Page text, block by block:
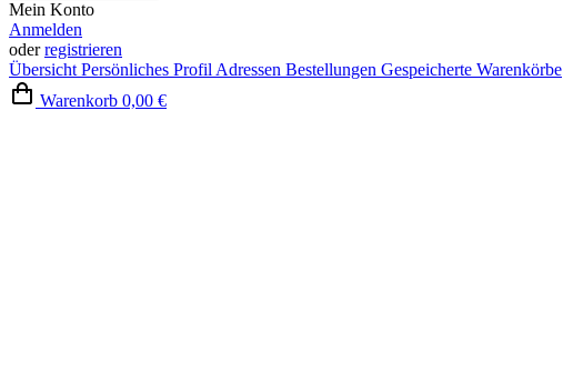
Mein Konto
Anmelden
oderregistrieren
Übersicht Persönliches Profil Adressen Bestellungen Gespeicherte Warenkörbe
Warenkorb 0,00 €